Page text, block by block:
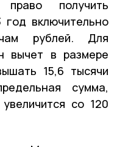
получить
включительно
рублей. Для
вычет в размере
15,6 тысячи
сумма,
со 120